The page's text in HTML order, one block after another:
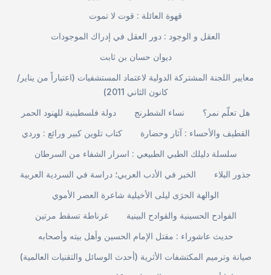
قهوة العائلة : قوت لا تموت
العقل و الوجود : دور العقل في إدراك الموجودات
ديوان حسان بن ثابت
معايير اللجنة المشتركة الدولية لاعتماد المستشفيات (اعتباراً من يناير/
كانون الثاني 2011)
دولة فلسطينية للهنود الحمر
نساء الشطرنج
هل تعلّم نمر؟
كتاب تلوين كبير ورائع : وردي
القطيف والأحساء : آثار وحضارة
سلسلة دليلك الطبي الطبيعي : اسرار الشفاء من السرطان
الخبر في الأدب العربي؛ دراسة في السردية العربية
جذور البلاء
الوالهة الحرَى ليلى الأخيلية شاعرة العصر الأموي
غرناطة تسقط مرتين
الفوادح الحسينية والقوادح البينية
حديث عاشوراء : مقتل الإمام الحسين وأهل بيته وأصحابه
صيانة وترميم المكتشفات الأثرية (أحدث الوسائل والتقنيات العالمية)